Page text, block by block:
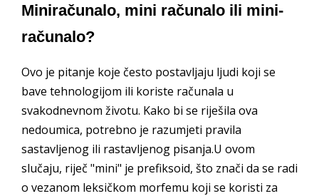
Miniračunalo, mini računalo ili mini-
računalo?
Ovo je pitanje koje često postavljaju ljudi koji se
bave tehnologijom ili koriste računala u
svakodnevnom životu. Kako bi se riješila ova
nedoumica, potrebno je razumjeti pravila
sastavljenog ili rastavljenog pisanja.U ovom
slučaju, riječ "mini" je prefiksoid, što znači da se radi
o vezanom leksičkom morfemu koji se koristi za